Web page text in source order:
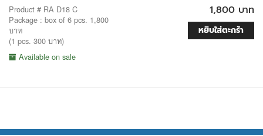
Product # RA D18 C
Package : box of 6 pcs. 1,800
บาท
(1 pcs. 300 บาท)
Available on sale
1,800 บาท
หยิบใส่ตะกร้า